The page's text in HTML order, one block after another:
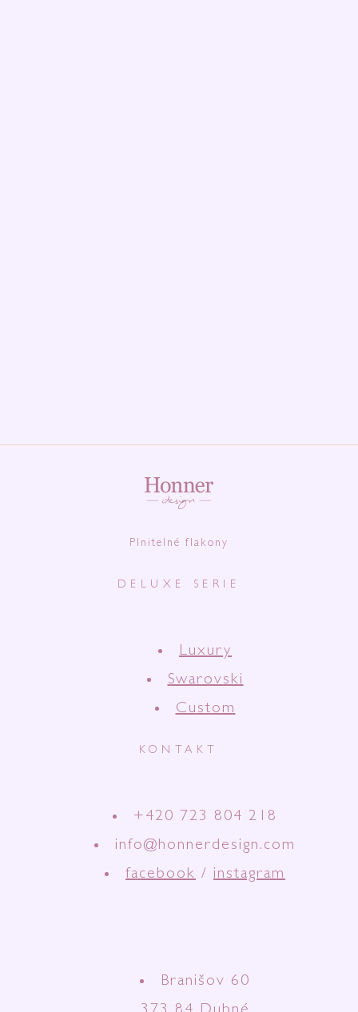
Plnitelné flakony
DELUXE SERIE
Luxury
Swarovski
Custom
KONTAKT
+420 723 804 218
info@honnerdesign.com
facebook / instagram
Branišov 60